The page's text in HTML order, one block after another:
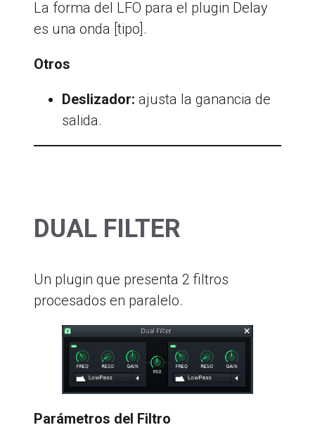
La forma del LFO para el plugin Delay
es una onda [tipo].
Otros
Deslizador: ajusta la ganancia de
salida.
DUAL FILTER
Un plugin que presenta 2 filtros
procesados en paralelo.
Parámetros del Filtro